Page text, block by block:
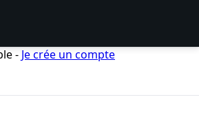
- Je crée un compte